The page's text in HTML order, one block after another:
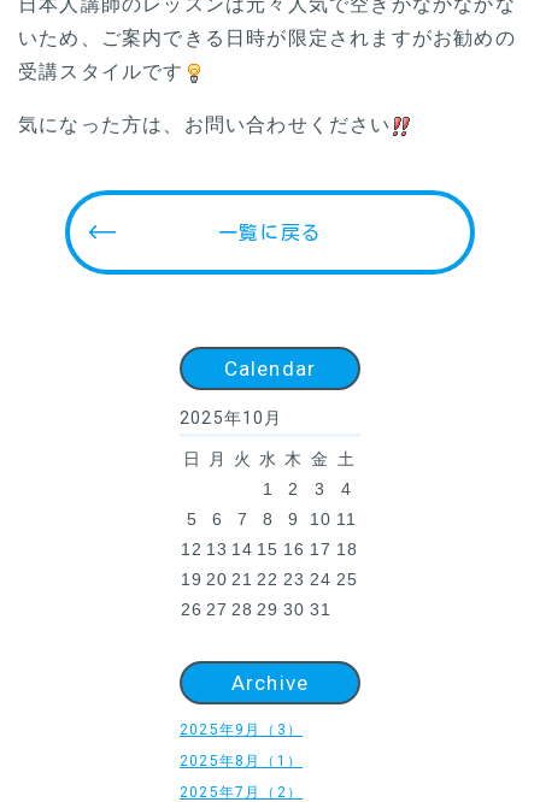
いため、ご案内できる日時が限定されますがお勧めの
受講スタイルです
気になった方は、お問い合わせください
一覧に戻る
Calendar
2025年10月
日 月 火 水 木 金
土
1
2 3
4
5
6 7 8 9 10 11
12 13 14 15 16 17 18
19 20 21 22 23 24 25
26 27 28 29 30 31
Archive
2025年9月（3）
2025年8月（1）
2025年7月（2）